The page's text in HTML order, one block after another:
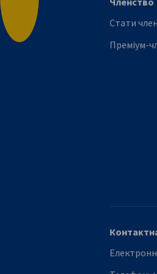
Повернутися до початку
Стати
Преміум-